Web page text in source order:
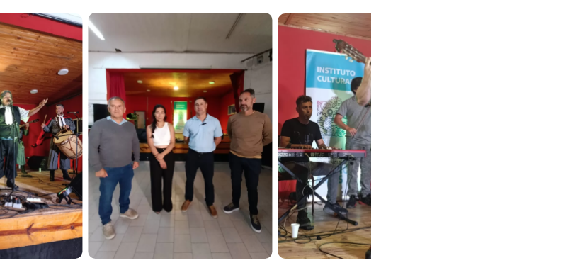
MÚSICA, DANZA Y ARTE MÚSICA, DANZA Y ARTE